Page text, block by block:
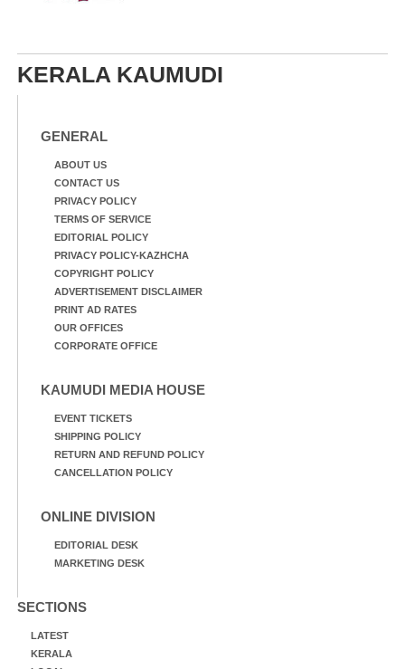
KERALA KAUMUDI
GENERAL
ABOUT US
CONTACT US
PRIVACY POLICY
TERMS OF SERVICE
EDITORIAL POLICY
PRIVACY POLICY-KAZHCHA
COPYRIGHT POLICY
ADVERTISEMENT DISCLAIMER
PRINT AD RATES
OUR OFFICES
CORPORATE OFFICE
KAUMUDI MEDIA HOUSE
EVENT TICKETS
SHIPPING POLICY
RETURN AND REFUND POLICY
CANCELLATION POLICY
ONLINE DIVISION
EDITORIAL DESK
MARKETING DESK
SECTIONS
LATEST
KERALA